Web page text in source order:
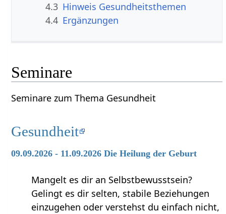
4.3 Hinweis Gesundheitsthemen
4.4 Ergänzungen
Seminare
Seminare zum Thema Gesundheit
Gesundheit
09.09.2026 - 11.09.2026 Die Heilung der Geburt
Mangelt es dir an Selbstbewusstsein?
Gelingt es dir selten, stabile Beziehungen
einzugehen oder verstehst du einfach nicht,